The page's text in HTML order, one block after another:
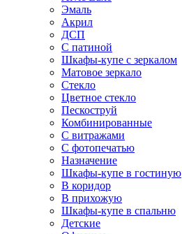
Эмаль
Акрил
ДСП
С патиной
Шкафы-купе с зеркалом
Матовое зеркало
Стекло
Цветное стекло
Пескоструй
Комбинированные
С витражами
С фотопечатью
Назначение
Шкафы-купе в гостиную
В коридор
В прихожую
Шкафы-купе в спальню
Детские